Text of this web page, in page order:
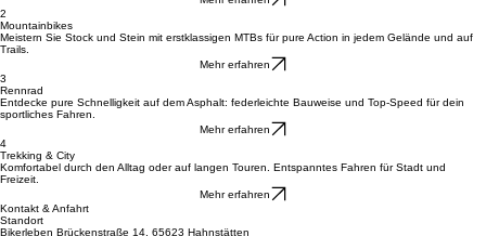
Erste sichere Fahrversuche mit unseren hochwertigen Kinderrädern. Ideal für kleine Entdecker
und Beginner.
Mehr erfahren
2
Meistern Sie Stock und Stein mit erstklassigen MTBs für pure Action in jedem Gelände und auf
Trails.
Mehr erfahren
3
Entdecke pure Schnelligkeit auf dem Asphalt: federleichte Bauweise und Top-Speed für dein
sportliches Fahren.
Mehr erfahren
4
Komfortabel durch den Alltag oder auf langen Touren. Entspanntes Fahren für Stadt und
Freizeit.
Mehr erfahren